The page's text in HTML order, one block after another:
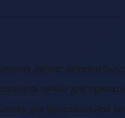
делает биткоин
лучше для
для максимальной